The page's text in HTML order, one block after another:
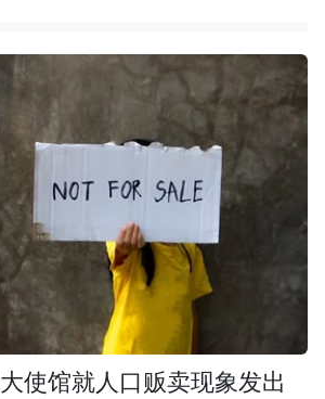
使馆就人口贩卖现象发出